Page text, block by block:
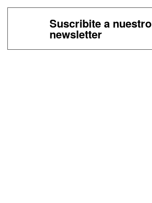
Suscribite a nuestro
newsletter